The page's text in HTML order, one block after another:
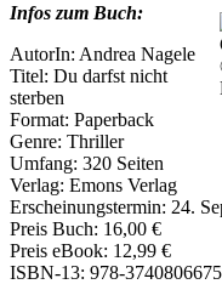
Infos zum Buch:
AutorIn: Andrea Nagele
Titel: Du darfst nicht
sterben
Format: Paperback
Genre: Thriller
Umfang: 320 Seiten
Verlag: Emons Verlag
Erscheinungstermin: 24.
Preis Buch: 16,00 €
Preis eBook: 12,99 €
ISBN-13: 978-3740806675